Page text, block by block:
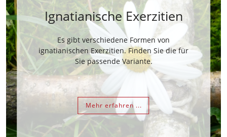
Ignatianische Exerzitien
Es gibt verschiedene Formen von
ignatianischen Exerzitien. Finden Sie die für
Sie passende Variante.
Mehr erfahren ...